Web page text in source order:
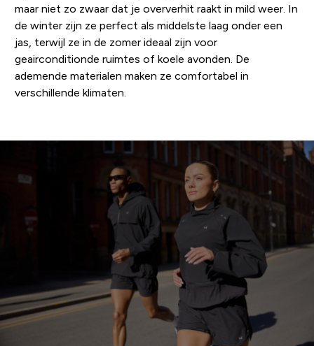
maar niet zo zwaar dat je oververhit raakt in mild weer. In
de winter zijn ze perfect als middelste laag onder een
jas, terwijl ze in de zomer ideaal zijn voor
geairconditionde ruimtes of koele avonden. De
ademende materialen maken ze comfortabel in
verschillende klimaten.